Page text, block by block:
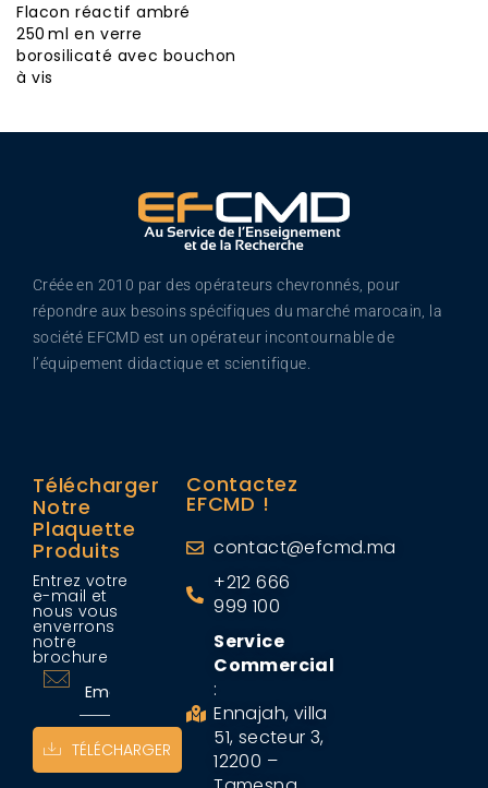
Flacon réactif ambré
250 ml en verre
borosilicaté avec bouchon
à vis
Créée en 2010 par des opérateurs chevronnés, pour
répondre aux besoins spécifiques du marché marocain, la
société EFCMD est un opérateur incontournable de
l’équipement didactique et scientifique.
Télécharger
Notre
Plaquette
Produits
Entrez votre
e-mail et
nous vous
enverrons
notre
brochure
TÉLÉCHARGER
Contactez
EFCMD !
contact@efcmd.ma
+212 666
999 100
Service
Commercial
:
Ennajah, villa
51, secteur 3,
12200 –